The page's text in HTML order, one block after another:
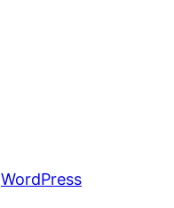
WordPress